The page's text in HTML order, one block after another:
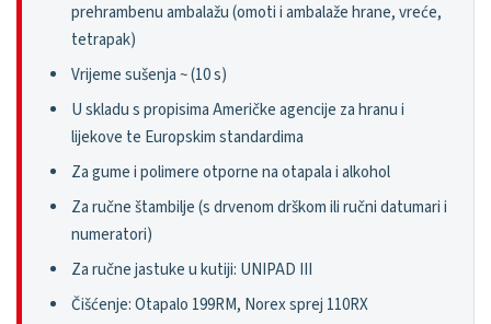
prehrambenu ambalažu (omoti i ambalaže hrane, vreće,
tetrapak)
Vrijeme sušenja ~ (10 s)
U skladu s propisima Američke agencije za hranu i
lijekove te Europskim standardima
Za gume i polimere otporne na otapala i alkohol
Za ručne štambilje (s drvenom drškom ili ručni datumari i
numeratori)
Za ručne jastuke u kutiji: UNIPAD III
Čišćenje: Otapalo 199RM, Norex sprej 110RX